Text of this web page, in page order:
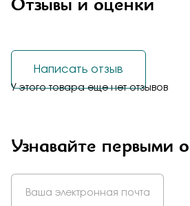
У этого товара еще нет отзывов
Написать отзыв
Узнавайте первыми